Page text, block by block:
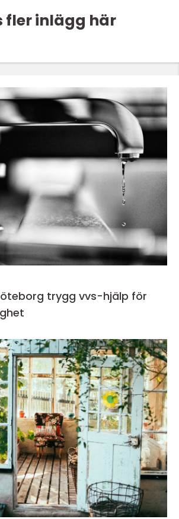
fler inlägg här
vvs-hjälp för